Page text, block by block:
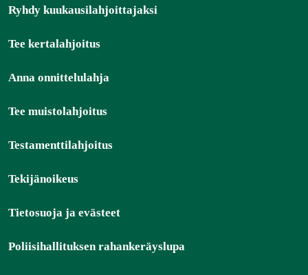
Ryhdy kuukausilahjoittajaksi
Tee kertalahjoitus
Anna onnittelulahja
Tee muistolahjoitus
Testamenttilahjoitus
Tekijänoikeus
Tietosuoja ja evästeet
Poliisihallituksen rahankeräyslupa